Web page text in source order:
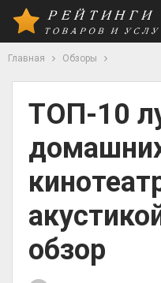
Главная Обзоры
ТОП-10
обзор